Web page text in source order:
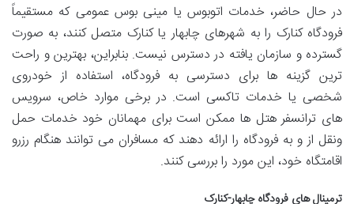
در حال حاضر، خدمات اتوبوس یا مینی بوس عمومی که مستقیماً
فرودگاه کنارک را به شهرهای چابهار یا کنارک متصل کنند، به صورت
گسترده و سازمان یافته در دسترس نیست. بنابراین، بهترین و راحت
ترین گزینه ها برای دسترسی به فرودگاه، استفاده از خودروی
شخصی یا خدمات تاکسی است. در برخی موارد خاص، سرویس
های ترانسفر هتل ها ممکن است برای مهمانان خود خدمات حمل
ونقل از و به فرودگاه را ارائه دهند که مسافران می توانند هنگام رزرو
اقامتگاه خود، این مورد را بررسی کنند.
ترمینال های فرودگاه چابهار-کنارک